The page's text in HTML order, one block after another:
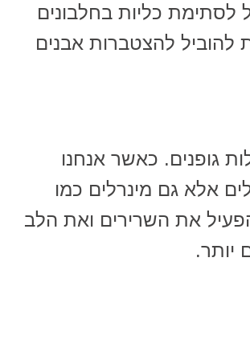
לסתימת כליות בחלבונים
להוביל להצטברות אבנים
גופנים. כאשר אנחנו
אלא גם מינרלים כמו
את השרירים ואת הלב
יותר.